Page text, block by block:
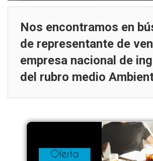
Nos encontramos en
de representante de
empresa nacional de
del rubro medio